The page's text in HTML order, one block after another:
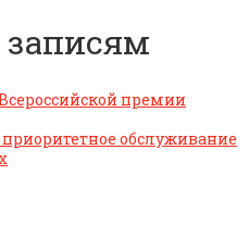
премии
обслуживание